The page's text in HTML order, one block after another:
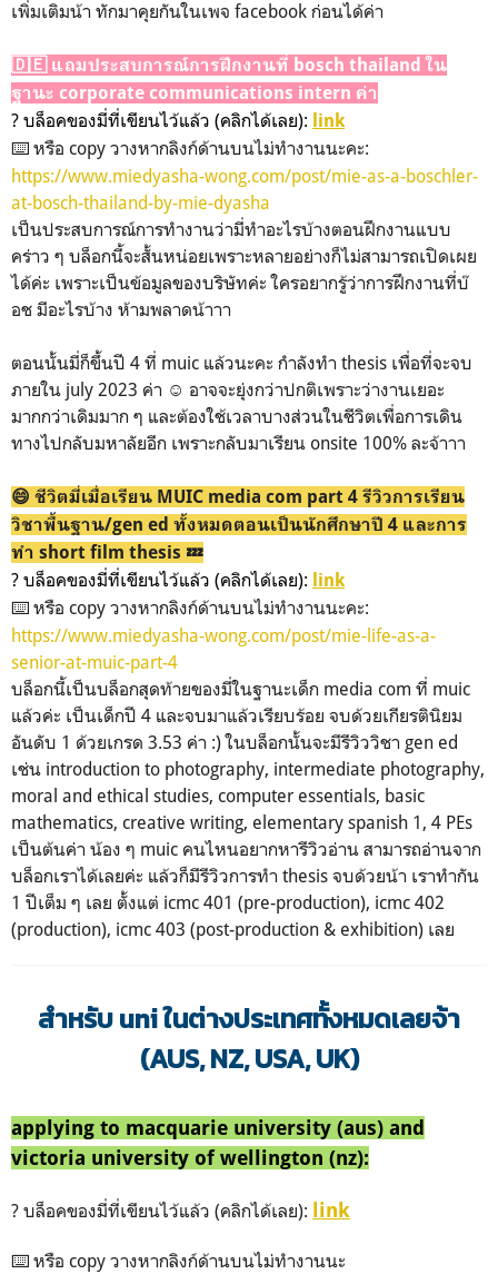
เพิ่มเติมน้า ทักมาคุยกันในเพจ facebook ก่อนได้ค่า
🇩🇪 แถมประสบการณ์การฝึกงานที่ bosch thailand ใน
ฐานะ corporate communications intern ค่า
? บล็อคของมี่ที่เขียนไว้แล้ว (คลิกได้เลย): link
⌨️ หรือ copy วางหากลิงก์ด้านบนไม่ทำงานนะคะ:
https://www.miedyasha-wong.com/post/mie-as-a-boschler-
at-bosch-thailand-by-mie-dyasha
เป็นประสบการณ์การทำงานว่ามี่ทำอะไรบ้างตอนฝึกงานแบบ
คร่าว ๆ บล็อกนี้จะสั้นหน่อยเพราะหลายอย่างก็ไม่สามารถเปิดเผย
ได้ค่ะ เพราะเป็นข้อมูลของบริษัทค่ะ ใครอยากรู้ว่าการฝึกงานที่บ๊
อช มีอะไรบ้าง ห้ามพลาดน้าาา
ตอนนั้นมี่ก็ขึ้นปี 4 ที่ muic แล้วนะคะ กำลังทำ thesis เพื่อที่จะจบ
ภายใน july 2023 ค่า ☺️ อาจจะยุ่งกว่าปกติเพราะว่างานเยอะ
มากกว่าเดิมมาก ๆ และต้องใช้เวลาบางส่วนในชีวิตเพื่อการเดิน
ทางไปกลับมหาลัยอีก เพราะกลับมาเรียน onsite 100% ละจ้าาา
😄 ชีวิตมี่เมื่อเรียน MUIC media com part 4 รีวิวการเรียน
วิชาพื้นฐาน/gen ed ทั้งหมดตอนเป็นนักศึกษาปี 4 และการ
ทำ short film thesis 💤
? บล็อคของมี่ที่เขียนไว้แล้ว (คลิกได้เลย): link
⌨️ หรือ copy วางหากลิงก์ด้านบนไม่ทำงานนะคะ:
https://www.miedyasha-wong.com/post/mie-life-as-a-
senior-at-muic-part-4
บล็อกนี้เป็นบล็อกสุดท้ายของมี่ในฐานะเด็ก media com ที่ muic
แล้วค่ะ เป็นเด็กปี 4 และจบมาแล้วเรียบร้อย จบด้วยเกียรตินิยม
อันดับ 1 ด้วยเกรด 3.53 ค่า :) ในบล็อกนั้นจะมีรีวิววิชา gen ed
เช่น introduction to photography, intermediate photography,
moral and ethical studies, computer essentials, basic
mathematics, creative writing, elementary spanish 1, 4 PEs
เป็นต้นค่า น้อง ๆ muic คนไหนอยากหารีวิวอ่าน สามารถอ่านจาก
บล็อกเราได้เลยค่ะ แล้วก็มีรีวิวการทำ thesis จบด้วยน้า เราทำกัน
1 ปีเต็ม ๆ เลย ตั้งแต่ icmc 401 (pre-production), icmc 402
(production), icmc 403 (post-production & exhibition) เลย
สำหรับ uni ในต่างประเทศทั้งหมดเลยจ้า
(AUS, NZ, USA, UK)
applying to macquarie university (aus) and
victoria university of wellington (nz):
? บล็อคของมี่ที่เขียนไว้แล้ว (คลิกได้เลย): link
⌨️ หรือ copy วางหากลิงก์ด้านบนไม่ทำงานนะ